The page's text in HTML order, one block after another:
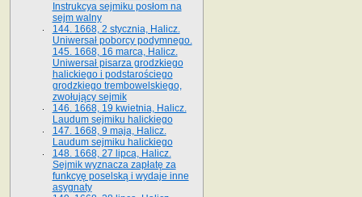
Instrukcya sejmiku posłom na
sejm walny
144. 1668, 2 stycznia, Halicz.
Uniwersał poborcy podymnego.
145. 1668, 16 marca, Halicz.
Uniwersał pisarza grodzkiego
halickiego i podstarościego
grodzkiego trembowelskiego,
zwołujący sejmik
146. 1668, 19 kwietnia, Halicz.
Laudum sejmiku halickiego
147. 1668, 9 maja, Halicz.
Laudum sejmiku halickiego
148. 1668, 27 lipca, Halicz.
Sejmik wyznacza zapłatę za
funkcyę poselską i wydaje inne
asygnaty